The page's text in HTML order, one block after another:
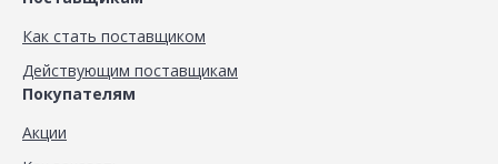
Как стать поставщиком
Действующим поставщикам
Покупателям
Акции